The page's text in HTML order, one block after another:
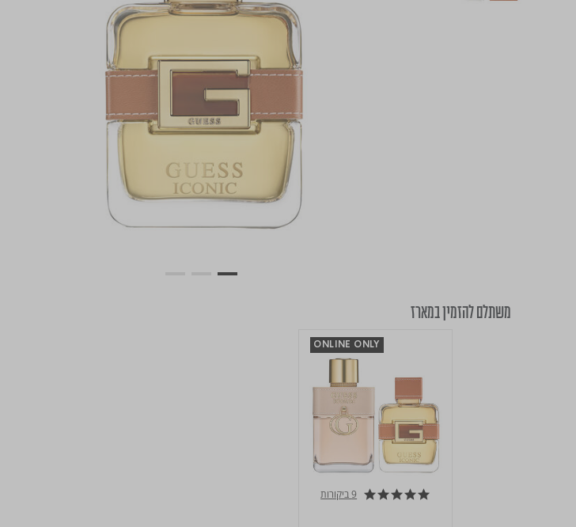
משתלם להזמין במארז
4.9 star rating 9 ביקורות
ONLINE ONLY